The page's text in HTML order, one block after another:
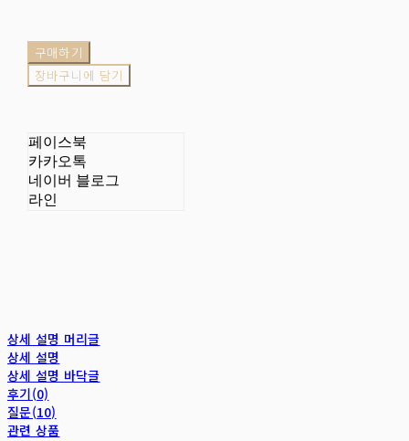
구매하기
장바구니에 담기
페이스북
카카오톡
네이버 블로그
라인
상세 설명 머리글
상세 설명
상세 설명 바닥글
후기(0)
질문(10)
관련 상품